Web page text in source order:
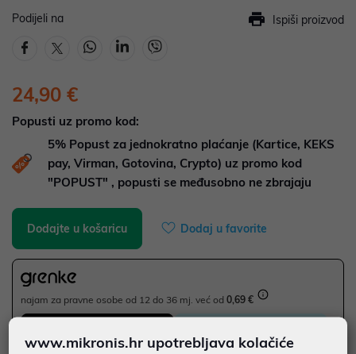
Podijeli na Ispiši proizvod
24,90 €
Popusti uz promo kod:
5% Popust za jednokratno plaćanje (Kartice, KEKS
pay, Virman, Gotovina, Crypto) uz promo kod
"POPUST" , popusti se međusobno ne zbrajaju
Dodajte u košaricu Dodaj u favorite
najam za pravne osobe od 12 do 36 mj. već od 0,69 €
www.mikronis.hr upotrebljava kolačiće